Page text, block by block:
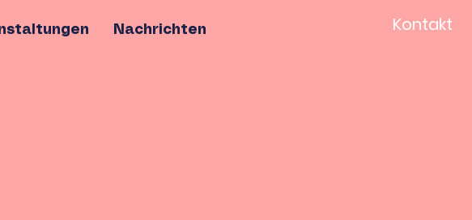
Nachrichten Kontakt